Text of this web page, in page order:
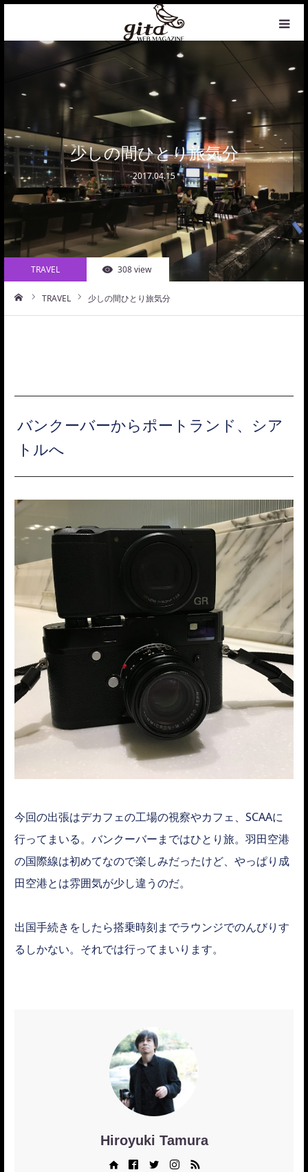
少しの間ひとり旅気分
2017.04.15
TRAVEL 308 view
TRAVEL 少しの間ひとり旅気分
バンクーバーからポートランド、シア
トルへ
今回の出張はデカフェの工場の視察やカフェ、SCAAに
行ってまいる。バンクーバーまではひとり旅。羽田空港
の国際線は初めてなので楽しみだったけど、やっぱり成
田空港とは雰囲気が少し違うのだ。
出国手続きをしたら搭乗時刻までラウンジでのんびりす
るしかない。それでは行ってまいります。
Hiroyuki Tamura
Instagram RSS
HOME
NEWS
WEB MAGAZINE
COFFEE
PROFILE
CONTACT